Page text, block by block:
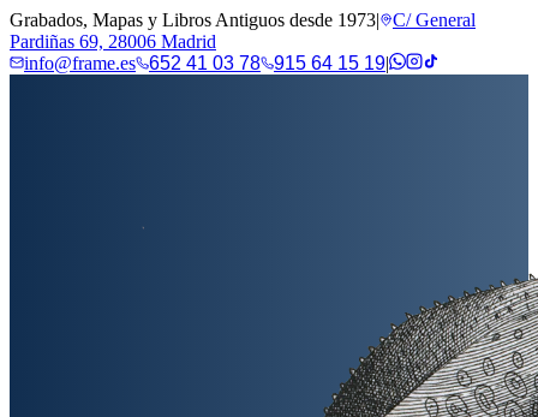
Grabados, Mapas y Libros Antiguos desde 1973|
C/ General
Pardiñas 69, 28006 Madrid
info@frame.es
652 41 03 78 915 64 15 19|